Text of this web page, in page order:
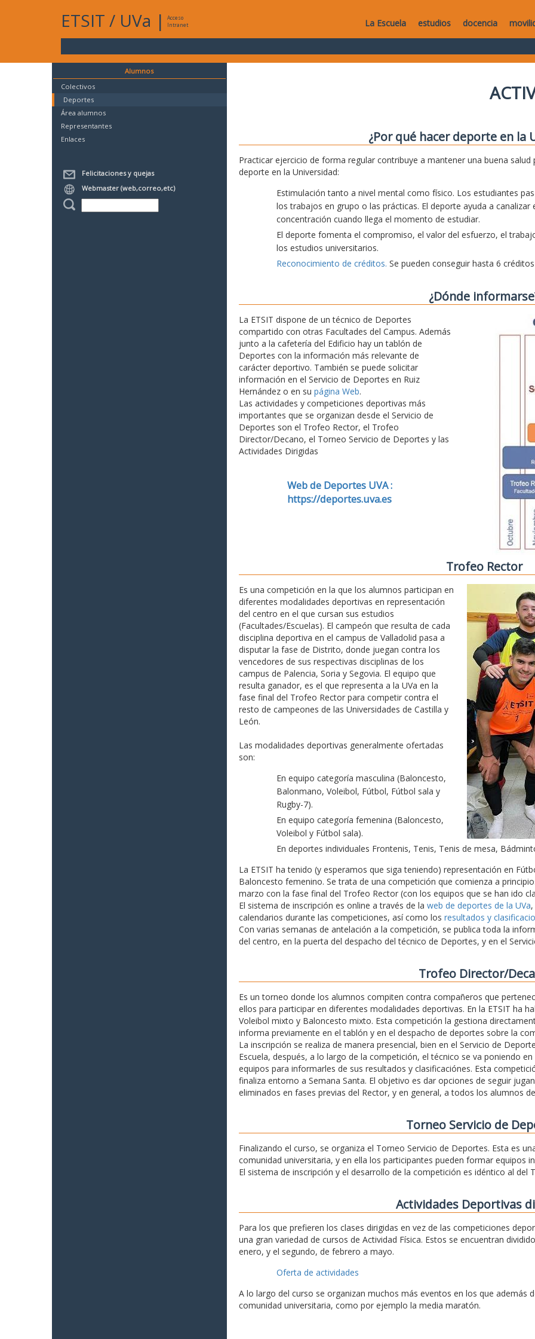
ETSIT / UVa |
Acceso
Intranet
La Escuela estudios docencia
Alumnos
Colectivos
Deportes
Área alumnos
Representantes
Enlaces
Felicitaciones y quejas
Webmaster (web,correo,etc)
¿Por qué hacer deporte en la
Practicar ejercicio de forma regular contribuye a mantener una buena
deporte en la Universidad:
Estimulación tanto a nivel mental como físico. Los estudiantes
los trabajos en grupo o las prácticas. El deporte ayuda a
concentración cuando llega el momento de estudiar.
El deporte fomenta el compromiso, el valor del esfuerzo, el
los estudios universitarios.
Reconocimiento de créditos. Se pueden conseguir hasta 6
¿Dónde
La ETSIT dispone de un técnico de Deportes
compartido con otras Facultades del Campus. Además
junto a la cafetería del Edificio hay un tablón de
Deportes con la información más relevante de
carácter deportivo. También se puede solicitar
información en el Servicio de Deportes en Ruiz
Hernández o en su página Web.
Las actividades y competiciones deportivas más
importantes que se organizan desde el Servicio de
Deportes son el Trofeo Rector, el Trofeo
Director/Decano, el Torneo Servicio de Deportes y las
Actividades Dirigidas
Web de Deportes UVA :
https://deportes.uva.es
Trofeo Rector
Es una competición en la que los alumnos participan en
diferentes modalidades deportivas en representación
del centro en el que cursan sus estudios
(Facultades/Escuelas). El campeón que resulta de cada
disciplina deportiva en el campus de Valladolid pasa a
disputar la fase de Distrito, donde juegan contra los
vencedores de sus respectivas disciplinas de los
campus de Palencia, Soria y Segovia. El equipo que
resulta ganador, es el que representa a la UVa en la
fase final del Trofeo Rector para competir contra el
resto de campeones de las Universidades de Castilla y
León.
Las modalidades deportivas generalmente ofertadas
son:
En equipo categoría masculina (Baloncesto,
Balonmano, Voleibol, Fútbol, Fútbol sala y
Rugby-7).
En equipo categoría femenina (Baloncesto,
Voleibol y Fútbol sala).
En deportes individuales Frontenis, Tenis, Tenis de mesa,
La ETSIT ha tenido (y esperamos que siga teniendo) representación en
Baloncesto femenino. Se trata de una competición que comienza a
marzo con la fase final del Trofeo Rector (con los equipos que se han ido
El sistema de inscripción es online a través de la web de deportes de la UVa
calendarios durante las competiciones, así como los resultados y
Con varias semanas de antelación a la competición, se publica toda la
del centro, en la puerta del despacho del técnico de Deportes, y en el
Trofeo Director/
Es un torneo donde los alumnos compiten contra compañeros que
ellos para participar en diferentes modalidades deportivas. En la ETSIT ha
Voleibol mixto y Baloncesto mixto. Esta competición la gestiona
informa previamente en el tablón y en el despacho de deportes sobre la
La inscripción se realiza de manera presencial, bien en el Servicio de
Escuela, después, a lo largo de la competición, el técnico se va poniendo
equipos para informarles de sus resultados y clasificaciónes. Esta
finaliza entorno a Semana Santa. El objetivo es dar opciones de seguir
eliminados en fases previas del Rector, y en general, a todos los alumnos
Torneo Servicio de
Finalizando el curso, se organiza el Torneo Servicio de Deportes. Esta es
comunidad universitaria, y en ella los participantes pueden formar equipos
El sistema de inscripción y el desarrollo de la competición es idéntico al del
Actividades Deportivas
Para los que prefieren los clases dirigidas en vez de las competiciones
una gran variedad de cursos de Actividad Física. Estos se encuentran
enero, y el segundo, de febrero a mayo.
Oferta de actividades
A lo largo del curso se organizan muchos más eventos en los que además
comunidad universitaria, como por ejemplo la media maratón.